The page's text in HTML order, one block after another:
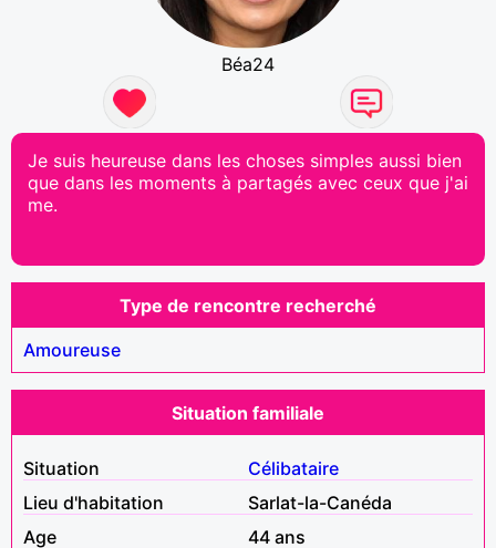
Béa24
Je suis heureuse dans les choses simples aussi bien
que dans les moments à partagés avec ceux que j'ai
me.
Type de rencontre recherché
Amoureuse
Situation familiale
Situation
Célibataire
Lieu d'habitation
Sarlat-la-Canéda
Age
44 ans